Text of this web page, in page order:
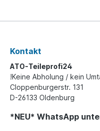
Kontakt
ATO-Teileprofi24
!Keine Abholung / kein
Cloppenburgerstr. 131
D-26133 Oldenburg
*NEU* WhatsApp